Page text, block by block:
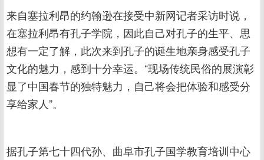
来自塞拉利昂的约翰逊在接受中新网记者采访时说，
在塞拉利昂有孔子学院，因此自己对孔子的生平、思
想有一定了解，此次来到孔子的诞生地亲身感受孔子
文化的魅力，感到十分幸运。“现场传统民俗的展演彰
显了中国春节的独特魅力，自己将会把体验和感受分
享给家人”。
据孔子第七十四代孙、曲阜市孔子国学教育培训中心